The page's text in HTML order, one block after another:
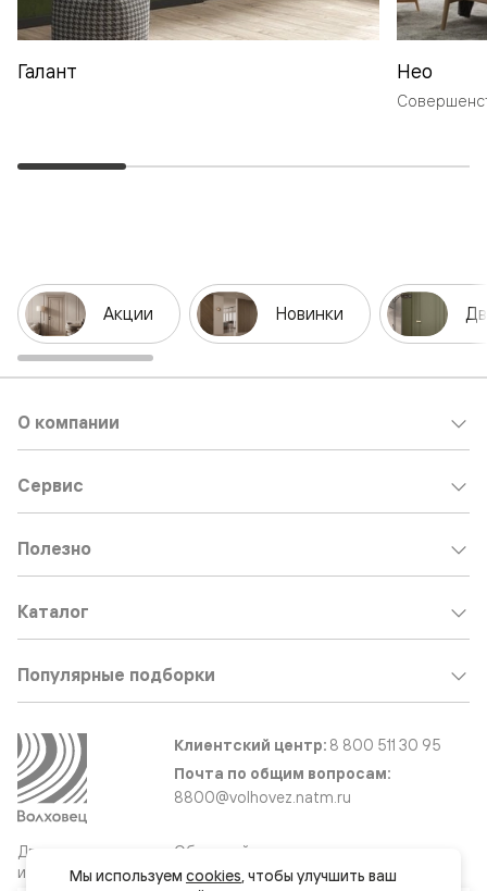
Галант Нео
Акции Новинки
Двери
и интерьерные
О компании
Сервис
Полезно
Каталог
Популярные подборки
Клиентский центр: 8 800 511 30 95
Почта по общим вопросам:
8800@volhovez.natm.ru
Обратный звонок
Мы используем cookies, чтобы улучшить ваш